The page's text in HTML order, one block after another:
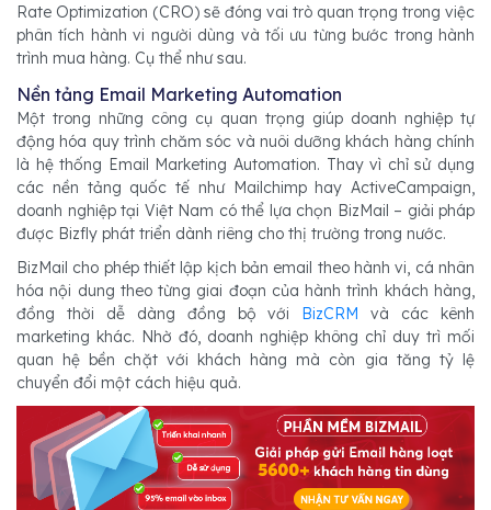
Rate Optimization (CRO) sẽ đóng vai trò quan trọng trong việc
phân tích hành vi người dùng và tối ưu từng bước trong hành
trình mua hàng. Cụ thể như sau.
Nền tảng Email Marketing Automation
Một trong những công cụ quan trọng giúp doanh nghiệp tự
động hóa quy trình chăm sóc và nuôi dưỡng khách hàng chính
là hệ thống Email Marketing Automation. Thay vì chỉ sử dụng
các nền tảng quốc tế như Mailchimp hay ActiveCampaign,
doanh nghiệp tại Việt Nam có thể lựa chọn BizMail – giải pháp
được Bizfly phát triển dành riêng cho thị trường trong nước.
BizMail cho phép thiết lập kịch bản email theo hành vi, cá nhân
hóa nội dung theo từng giai đoạn của hành trình khách hàng,
đồng thời dễ dàng đồng bộ với BizCRMvà các kênh
marketing khác. Nhờ đó, doanh nghiệp không chỉ duy trì mối
quan hệ bền chặt với khách hàng mà còn gia tăng tỷ lệ
chuyển đổi một cách hiệu quả.